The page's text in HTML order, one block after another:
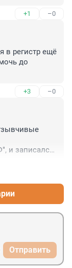
+1 –0
в регистр ещё
до
+3 –0
и записался
Отправить